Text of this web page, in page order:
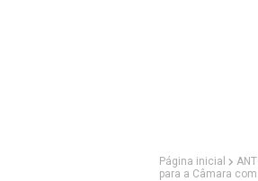
Página inicial
para a Câmara